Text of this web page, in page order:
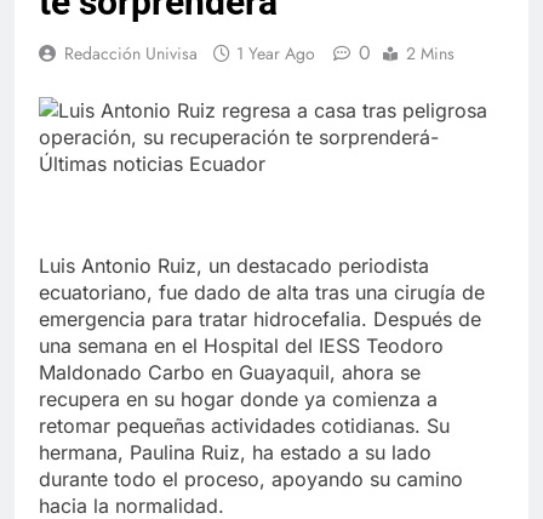
Redacción Univisa 1 Year Ago 0 2 Mins
Luis Antonio Ruiz, un destacado periodista
ecuatoriano, fue dado de alta tras una cirugía de
emergencia para tratar hidrocefalia. Después de
una semana en el Hospital del IESS Teodoro
Maldonado Carbo en Guayaquil, ahora se
recupera en su hogar donde ya comienza a
retomar pequeñas actividades cotidianas. Su
hermana, Paulina Ruiz, ha estado a su lado
durante todo el proceso, apoyando su camino
hacia la normalidad.